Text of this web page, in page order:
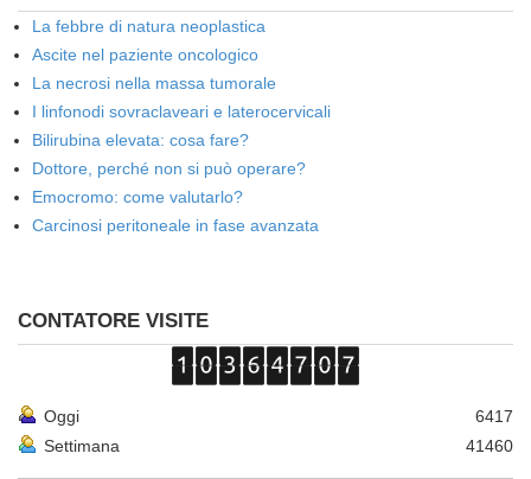
La febbre di natura neoplastica
Ascite nel paziente oncologico
La necrosi nella massa tumorale
I linfonodi sovraclaveari e laterocervicali
Bilirubina elevata: cosa fare?
Dottore, perché non si può operare?
Emocromo: come valutarlo?
Carcinosi peritoneale in fase avanzata
CONTATORE VISITE
Oggi
6417
Settimana
41460